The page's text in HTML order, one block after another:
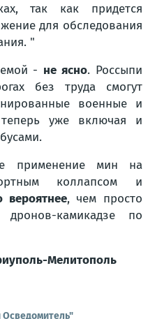
так как придется
для обследования
"
- не ясно. Россыпи
без труда смогут
военные и
теперь уже включая и
применение мин на
коллапсом и
вероятнее, чем просто
дронов-камикадзе по
Мелитополь